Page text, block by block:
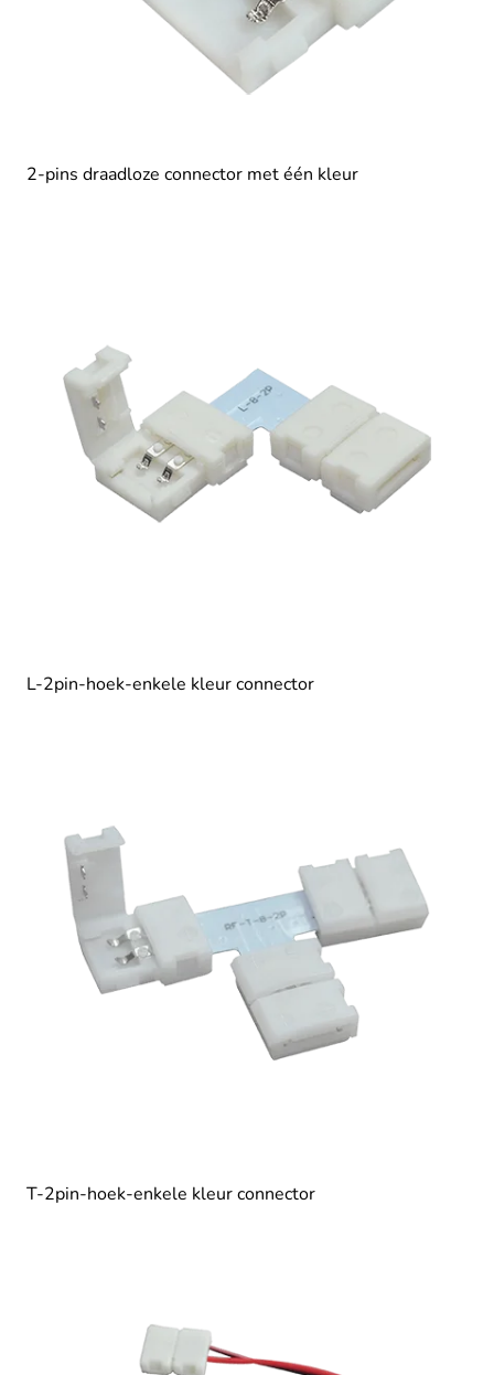
2-pins draadloze connector met één kleur
L-2pin-hoek-enkele kleur connector
T-2pin-hoek-enkele kleur connector